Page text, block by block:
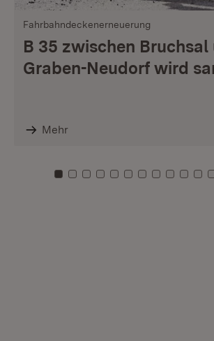
Fahrbahndeckenerneuerung
B 35 zwischen Bruchsal
Graben-Neudorf wird
Mehr
Zu Kachel: 0
Zu Kachel: 1
Zu Kachel: 2
Zu Kachel: 3
Zu Kachel: 4
Zu Kachel: 5
Zu Kachel: 6
ZuZuZuZu